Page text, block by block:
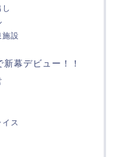
施設
幕デビュー！！
ス